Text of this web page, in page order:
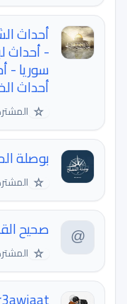
أحداث
- أحداث
سوريا -
أحداث
☆
بوصلة
☆
صحيح
☆